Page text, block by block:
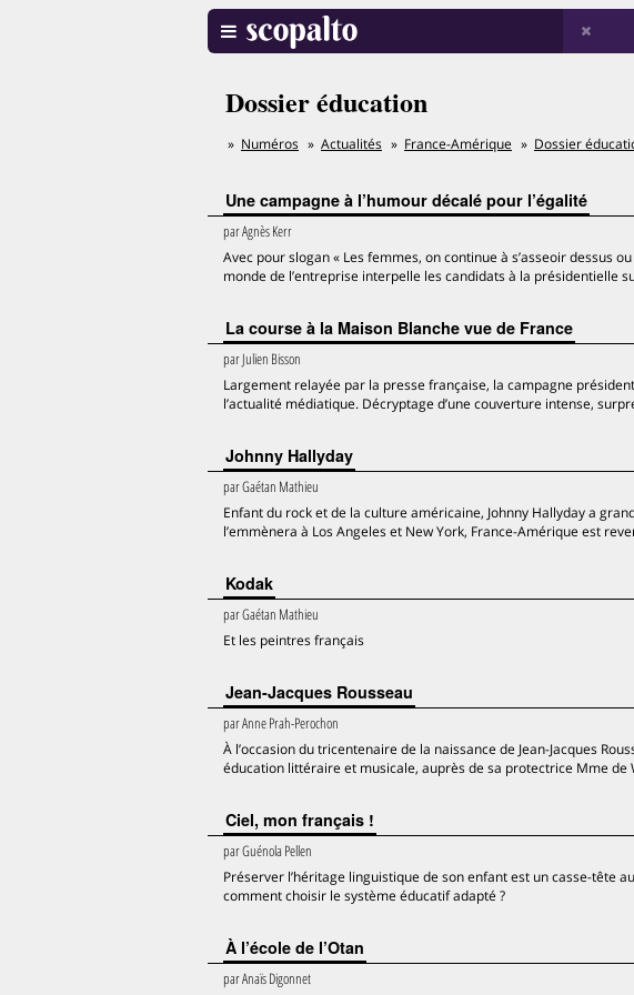
Dossier éducation
Numéros Actualités France-Amérique Dossier
Une campagne à l’humour décalé pour l’égalité
parAgnès Kerr
Avec pour slogan « Les femmes, on continue à s’asseoir dessus
monde de l’entreprise interpelle les candidats à la présidentielle
La course à la Maison Blanche vue de France
parJulien Bisson
Largement relayée par la presse française, la campagne
l’actualité médiatique. Décryptage d’une couverture intense,
Johnny Hallyday
parGaétan Mathieu
Enfant du rock et de la culture américaine, Johnny Hallyday a
l’emmènera à Los Angeles et New York, France-Amérique est
Kodak
parGaétan Mathieu
Et les peintres français
Jean-Jacques Rousseau
parAnne Prah-Perochon
À l’occasion du tricentenaire de la naissance de Jean-Jacques
éducation littéraire et musicale, auprès de sa protectrice Mme de
Ciel, mon français !
parGuénola Pellen
Préserver l’héritage linguistique de son enfant est un casse-tête
comment choisir le système éducatif adapté ?
À l’école de l’Otan
parAnaïs Digonnet